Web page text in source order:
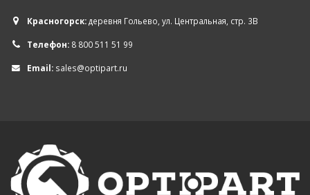
Красногорск:деревня Гольево, ул. Центральная, стр. 3В
Телефон: 8 800 511 51 99
Email: sales@optipart.ru